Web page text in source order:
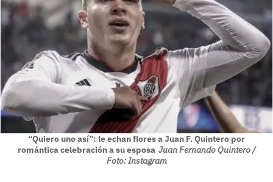
“Quiero uno así”: le echan flores a Juan F. Quintero por
romántica celebración a su esposa Juan Fernando Quintero /
Foto: Instagram